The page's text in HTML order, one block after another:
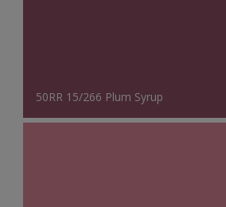
50RR 15/266 Plum Syrup